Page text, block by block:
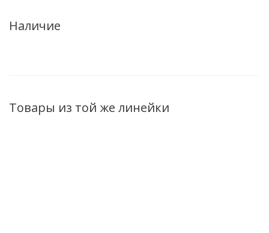
Наличие
Товары из той же линейки